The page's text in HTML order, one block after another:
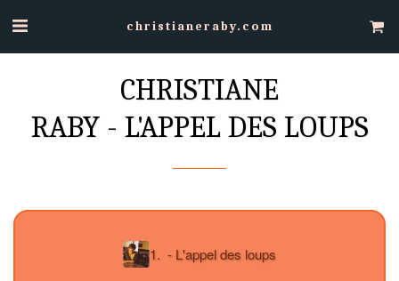
christianeraby.com
CHRISTIANE
RABY - L'APPEL DES LOUPS